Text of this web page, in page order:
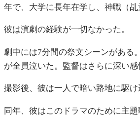
年で、大学に長年在学し、神職（
彼は演劇の経験が一切なかった。
劇中には7分間の祭文シーンがある
が全員泣いた。監督はさらに深い
撮影後、彼は一人で暗い路地に駆
同年、彼はこのドラマのために主